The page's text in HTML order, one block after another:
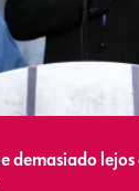
demasiado